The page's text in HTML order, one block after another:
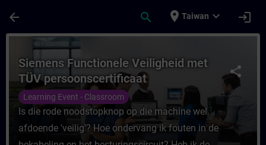
arrow_back search place Taiwan expand_more login
課程 - Siemens Functionele Veiligheid
share
Siemens Functionele Veiligheid met
TÜV persoonscertificaat
Learning Event - Classroom
Is die rode noodstopknop op die machine wel
afdoende 'veilig'? Hoe ondervang ik fouten in de